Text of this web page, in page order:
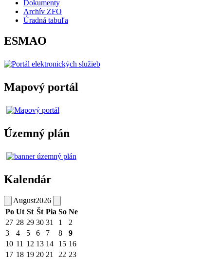
Dokumenty
Archív ZFO
Úradná tabuľa
ESMAO
Mapový portál
Územný plán
Kalendár
August2026
Po Ut St Št Pia So Ne
27 28 29 30 31 1
2
3
4 5 6 7 8
9
10 11 12 13 14 15 16
17 18 19 20 21 22 23